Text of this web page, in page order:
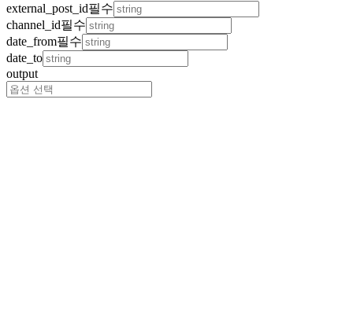
external_post_id필수
channel_id필수
date_from필수
date_to
output